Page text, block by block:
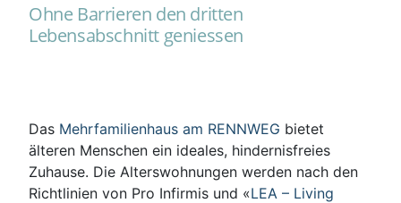
Ohne Barrieren den dritten
Lebensabschnitt geniessen
Das Mehrfamilienhaus am RENNWEG bietet
älteren Menschen ein ideales, hindernisfreies
Zuhause. Die Alterswohnungen werden nach den
Richtlinien von Pro Infirmis und «LEA – Living